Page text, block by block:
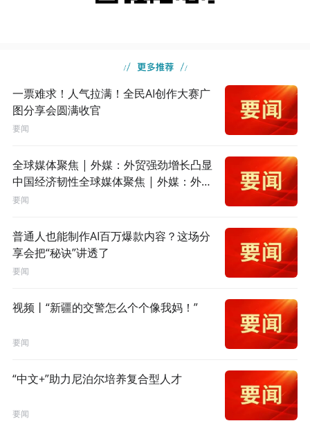
一票难求！人气拉满！全民AI创作大赛广
图分享会圆满收官
要闻
全球媒体聚焦 | 外媒：外贸强劲增长凸显
中国经济韧性全球媒体聚焦 | 外媒：外贸
强劲增长凸显中国经济韧性
要闻
普通人也能制作AI百万爆款内容？这场分
享会把“秘诀”讲透了
要闻
视频丨“新疆的交警怎么个个像我妈！”
要闻
“中文+”助力尼泊尔培养复合型人才
要闻